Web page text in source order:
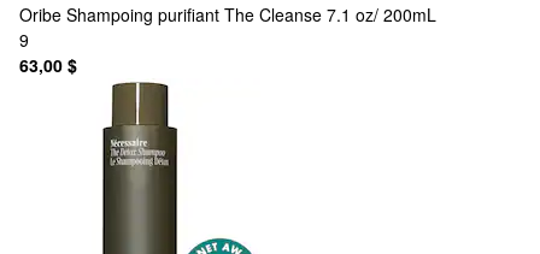
Oribe Shampoing purifiant The Cleanse 7.1 oz/ 200mL
9
63,00 $